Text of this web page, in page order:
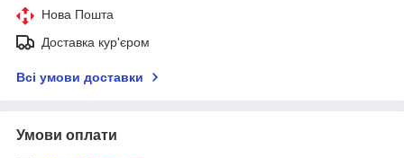
Нова Пошта
Доставка кур'єром
Всі умови доставки
Умови оплати